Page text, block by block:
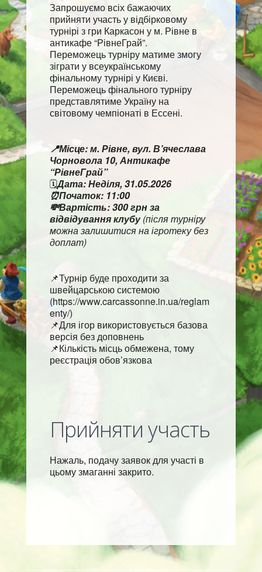
Запрошуємо всіх бажаючих
прийняти участь у відбірковому
турнірі з гри Каркасон у м. Рівне в
антикафе “РівнеГрай”.
Переможець турніру матиме змогу
зіграти у всеукраїнському
фінальному турнірі у Києві.
Переможець фінального турніру
представлятиме Україну на
світовому чемпіонаті в Ессені.
📍Місце: м. Рівне, вул. В’ячеслава
Чорновола 10, Антикафе
“РівнеГрай”
🗓Дата: Неділя, 31.05.2026
⏰Початок: 11:00
💸Вартість: 300 грн за
відвідування клубу(після турніру
можна залишитися на ігротеку без
доплат)
📌Турнір буде проходити за
швейцарською системою
(https://www.carcassonne.in.ua/reglam
enty/)
📌Для ігор використовується базова
версія без доповнень
📌Кількість місць обмежена, тому
реєстрація обов’язкова
Прийняти участь
Нажаль, подачу заявок для участі в
цьому змаганні закрито.